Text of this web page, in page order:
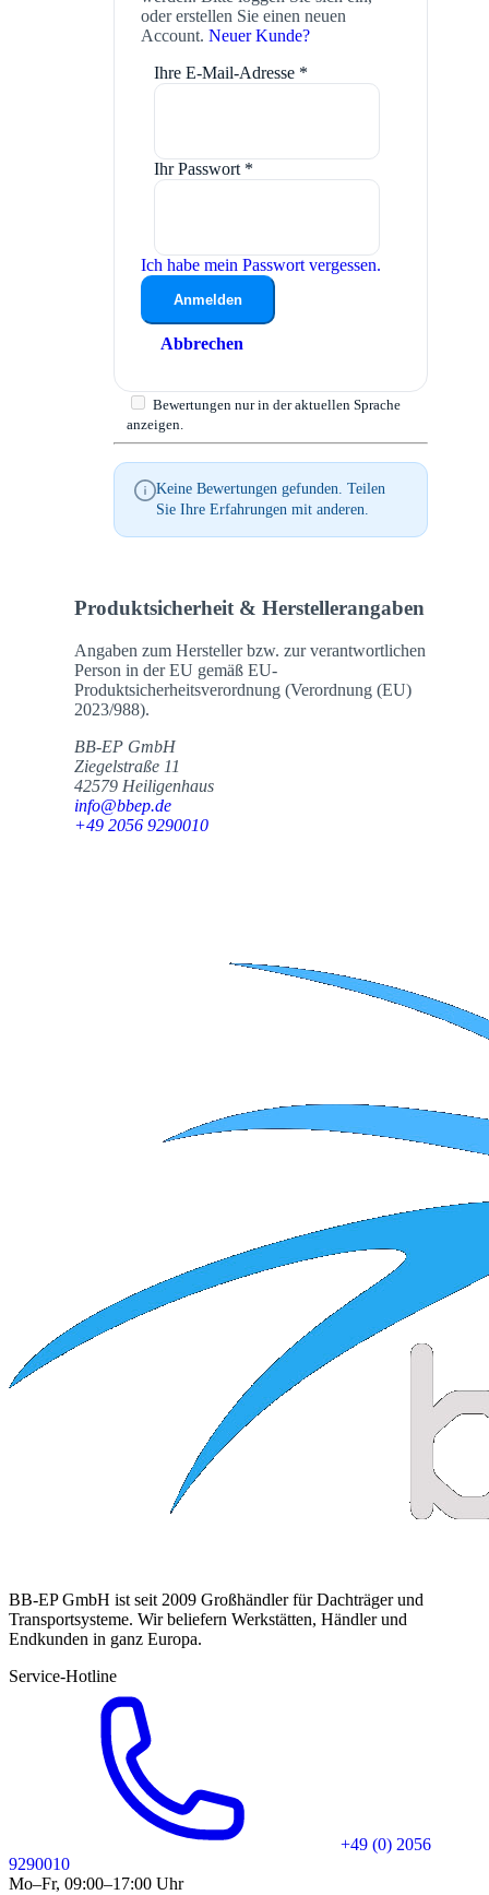
oder erstellen Sie einen neuen
Account. Neuer Kunde?
Ihre E-Mail-Adresse *
Ihr Passwort *
Ich habe mein Passwort vergessen.
Anmelden
Abbrechen
Bewertungen nur in der aktuellen Sprache
anzeigen.
Keine Bewertungen gefunden. Teilen
Sie Ihre Erfahrungen mit anderen.
Produktsicherheit & Herstellerangaben
Angaben zum Hersteller bzw. zur verantwortlichen
Person in der EU gemäß EU-
Produktsicherheitsverordnung (Verordnung (EU)
2023/988).
BB-EP GmbH
Ziegelstraße 11
42579 Heiligenhaus
info@bbep.de
+49 2056 9290010
BB-EP GmbH ist seit 2009 Großhändler für Dachträger und
Transportsysteme. Wir beliefern Werkstätten, Händler und
Endkunden in ganz Europa.
Service-Hotline
+49 (0) 2056
9290010
Mo–Fr, 09:00–17:00 Uhr